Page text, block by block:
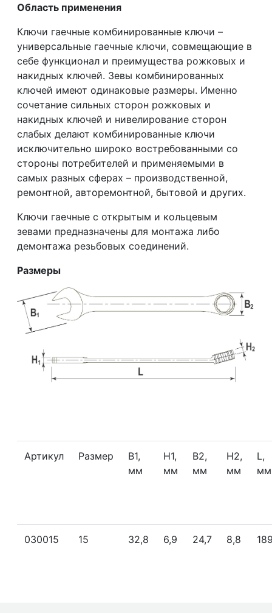
Область применения
Ключи гаечные комбинированные ключи –
универсальные гаечные ключи, совмещающие в
себе функционал и преимущества рожковых и
накидных ключей. Зевы комбинированных
ключей имеют одинаковые размеры. Именно
сочетание сильных сторон рожковых и
накидных ключей и нивелирование сторон
слабых делают комбинированные ключи
исключительно широко востребованными со
стороны потребителей и применяемыми в
самых разных сферах – производственной,
ремонтной, авторемонтной, бытовой и других.
Ключи гаечные с открытым и кольцевым
зевами предназначены для монтажа либо
демонтажа резьбовых соединений.
Размеры
Артикул Размер
B1,
мм
Н1,
мм
В2,
мм
Н2,
мм
L,
мм
030015 15 32,8 6,9 24,7 8,8